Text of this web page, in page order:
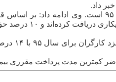
احمد لطفی نژاد درباره میزان مقرری بیمه بیکاری گفت: بیمه